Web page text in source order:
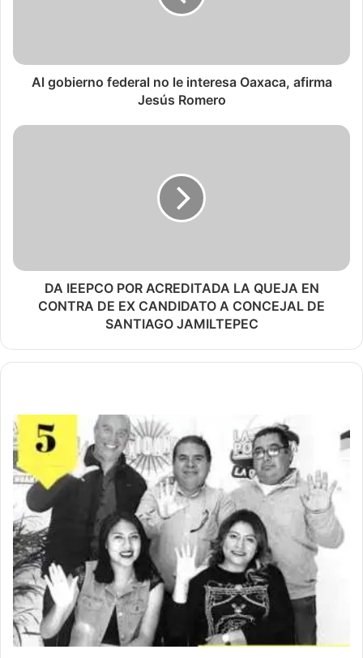
Al gobierno federal no le interesa Oaxaca, afirma
Jesús Romero
DA IEEPCO POR ACREDITADA LA QUEJA EN
CONTRA DE EX CANDIDATO A CONCEJAL DE
SANTIAGO JAMILTEPEC